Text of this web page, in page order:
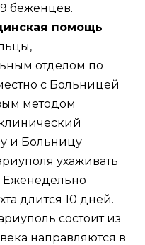
беженцев.
помощь
отделом по
с Больницей
методом
и Больницу
ухаживать
длится 10 дней.
состоит из
направляются в